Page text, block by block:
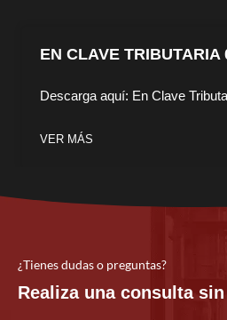
EN CLAVE TRIBUTARIA
Descarga aquí: En Clave
VER MÁS
¿Tienes dudas o preguntas?
Realiza una consulta